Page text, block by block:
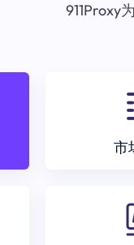
911Proxy
市